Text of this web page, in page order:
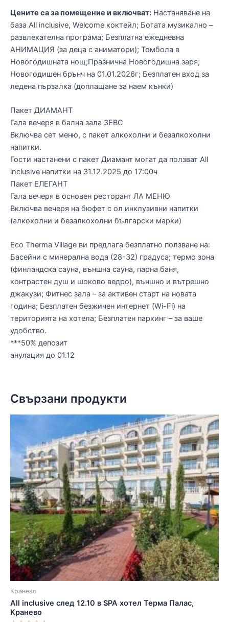
Цените са за помещение и включват: Настаняване на
база Аll inclusive, Welcome коктейл; Богата музикално –
развлекателна програма; Безплатна ежедневна
АНИМАЦИЯ (за деца с аниматори); Томбола в
Новогодишната нощ;Празнична Новогодишна заря;
Новогодишен брънч на 01.01.2026г; Безплатен вход за
ледена пързалка (доплащане за наем кънки)
Пакет ДИАМАНТ
Гала вечеря в бална зала ЗЕВС
Включва сет меню, с пакет алкохолни и безалкохолни
напитки.
Гости настанени с пакет Диамант могат да ползват All
inclusive напитки на 31.12.2025 до 17:00ч
Пакет ЕЛЕГАНТ
Гала вечеря в основен ресторант ЛА МЕНЮ
Включва вечеря на бюфет с ол инклузивни напитки
(алкохолни и безалкохолни български марки)
Eco Therma Village ви предлага безплатно ползване на:
Басейни с минерална вода (28-32) градуса; термо зона
(финландска сауна, външна сауна, парна баня,
контрастен душ и шоково ведро), външно и вътрешно
джакузи; Фитнес зала – за активен старт на новата
година; Безплатен безжичен интернет (Wi-Fi) на
територията на хотела; Безплатен паркинг – за ваше
удобство.
***50% депозит
анулация до 01.12
Свързани продукти
Кранево
All inclusive след 12.10 в SPA хотел Терма Палас,
Кранево